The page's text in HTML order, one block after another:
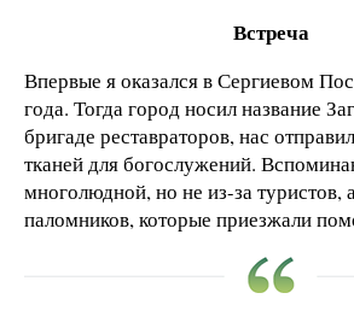
Встреча
Впервые я оказался в Сергиевом
года. Тогда город носил название
бригаде реставраторов, нас
тканей для богослужений.
многолюдной, но не из-за туристов,
паломников, которые приезжали